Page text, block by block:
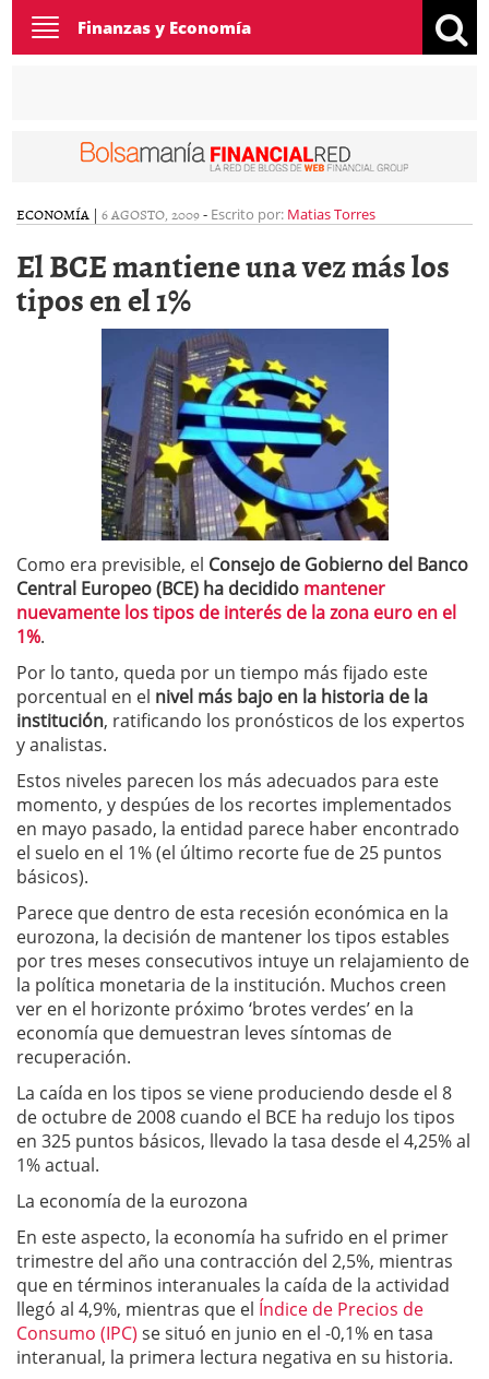
Toggle
navigation
Finanzas y Economía
ECONOMÍA | 6 AGOSTO, 2009- Escrito por: Matias Torres
El BCE mantiene una vez más los
tipos en el 1%
Como era previsible, el Consejo de Gobierno del Banco
Central Europeo (BCE) ha decidido mantener
nuevamente los tipos de interés de la zona euro en el
1%.
Por lo tanto, queda por un tiempo más fijado este
porcentual en el nivel más bajo en la historia de la
institución, ratificando los pronósticos de los expertos
y analistas.
Estos niveles parecen los más adecuados para este
momento, y despúes de los recortes implementados
en mayo pasado, la entidad parece haber encontrado
el suelo en el 1% (el último recorte fue de 25 puntos
básicos).
Parece que dentro de esta recesión económica en la
eurozona, la decisión de mantener los tipos estables
por tres meses consecutivos intuye un relajamiento de
la política monetaria de la institución. Muchos creen
ver en el horizonte próximo ‘brotes verdes’ en la
economía que demuestran leves síntomas de
recuperación.
La caída en los tipos se viene produciendo desde el 8
de octubre de 2008 cuando el BCE ha redujo los tipos
en 325 puntos básicos, llevado la tasa desde el 4,25% al
1% actual.
La economía de la eurozona
En este aspecto, la economía ha sufrido en el primer
trimestre del año una contracción del 2,5%, mientras
que en términos interanuales la caída de la actividad
llegó al 4,9%, mientras que el Índice de Precios de
Consumo (IPC) se situó en junio en el -0,1% en tasa
interanual, la primera lectura negativa en su historia.